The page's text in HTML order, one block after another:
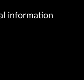
information